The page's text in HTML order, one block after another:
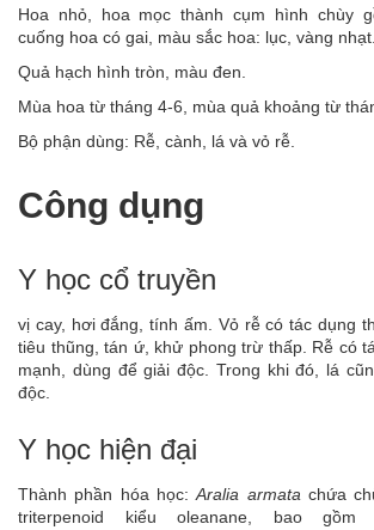
Hoa nhỏ, hoa mọc thành cụm hình chùy
cuống hoa có gai, màu sắc hoa: lục, vàng nhạt.
Quả hạch hình tròn, màu đen.
Mùa hoa từ tháng 4-6, mùa quả khoảng từ
Bộ phận dùng: Rễ, cành, lá và vỏ rễ.
Công dụng
Y học cổ truyền
vị cay, hơi đắng, tính ấm. Vỏ rễ có tác dụng
tiêu thũng, tán ứ, khử phong trừ thấp. Rễ có
mạnh, dùng để giải độc. Trong khi đó, lá
độc.
Y học hiện đại
Thành phần hóa học:Aralia armata chứa
triterpenoid kiểu oleanane, bao gồm